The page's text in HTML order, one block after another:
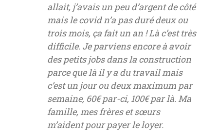
allait, j’avais un peu d’argent de côté
mais le covid n’a pas duré deux ou
trois mois, ça fait un an ! Là c’est très
difficile. Je parviens encore à avoir
des petits jobs dans la construction
parce que là il y a du travail mais
c’est un jour ou deux maximum par
semaine, 60€ par-ci, 100€ par là. Ma
famille, mes frères et sœurs
m’aident pour payer le loyer.